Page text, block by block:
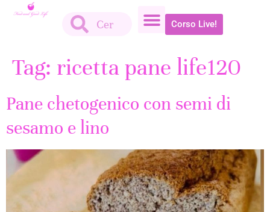
Corso Live!
Tag: ricetta pane life120
Pane chetogenico con semi di
sesamo e lino